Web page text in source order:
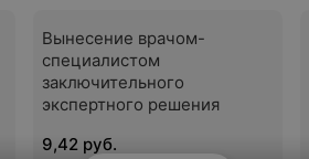
Вынесение врачом-
специалистом
заключительного
экспертного решения
9,42 руб.